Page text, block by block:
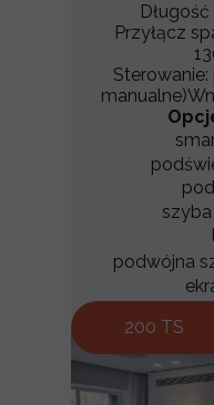
200 TS
Przyłącz
podwójna